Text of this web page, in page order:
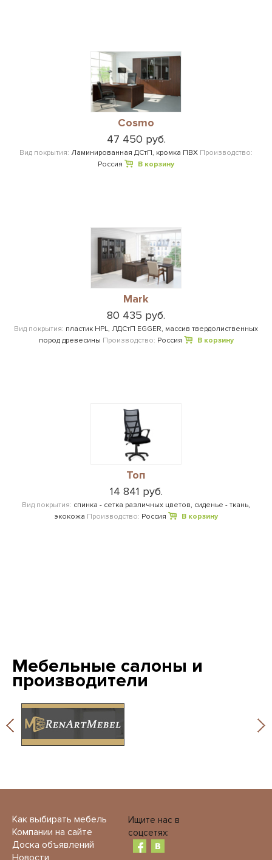
Cosmo
47 450 руб.
Вид покрытия: Ламинированная ДСтП, кромка ПВХ Производство:
Россия
В корзину
Mark
80 435 руб.
Вид покрытия: пластик HPL, ЛДСтП EGGER, массив твердолиственных
пород древесины Производство: Россия В корзину
Топ
14 841 руб.
Вид покрытия: спинка - сетка различных цветов, сиденье - ткань,
экокожа Производство: Россия В корзину
Мебельные салоны и
производители
Как выбирать мебель
Компании на сайте
Доска объявлений
Ищите нас в
соцсетях: